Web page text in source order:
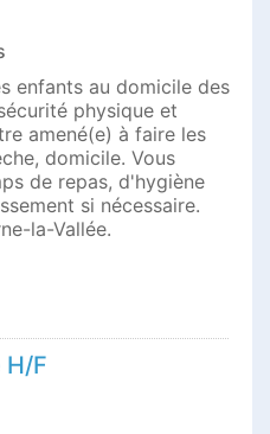
enfants au domicile des
physique et
amené(e) à faire les
domicile. Vous
de repas, d'hygiène
si nécessaire.
la-Vallée.
F